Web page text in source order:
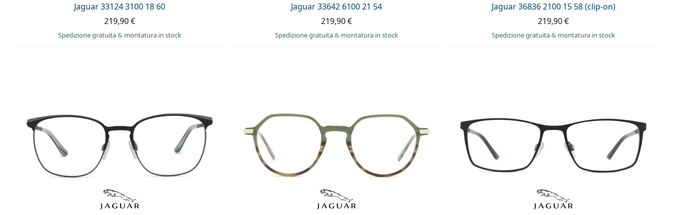
Jaguar 33124 3100 18 60
219,90 €
Spedizione gratuita& montatura in stock
Jaguar 33642 6100 21 54
219,90 €
Spedizione gratuita& montatura in stock
Jaguar 36836 2100 15 58 (clip-on)
219,90 €
Spedizione gratuita& montatura in stock